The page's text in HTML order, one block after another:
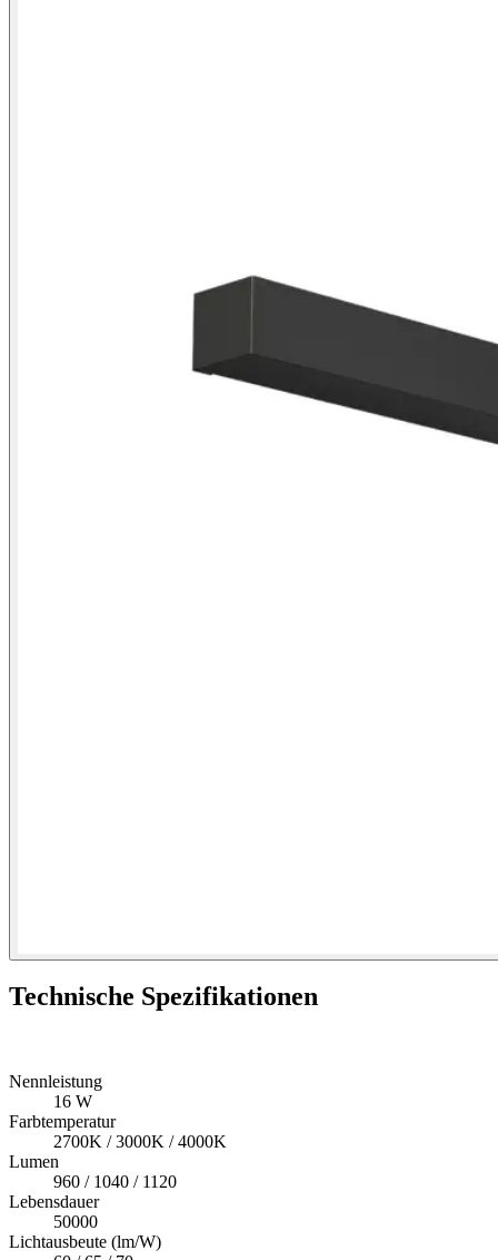
Technische Spezifikationen
Nennleistung
16 W
Farbtemperatur
2700K / 3000K / 4000K
Lumen
960 / 1040 / 1120
Lebensdauer
50000
Lichtausbeute (lm/W)